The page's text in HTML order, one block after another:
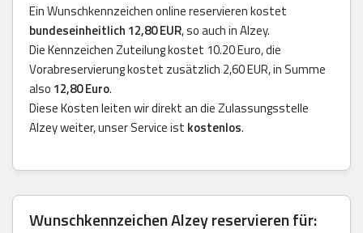
Ein Wunschkennzeichen online reservieren kostet
bundeseinheitlich 12,80 EUR, so auch in Alzey.
Die Kennzeichen Zuteilung kostet 10.20 Euro, die
Vorabreservierung kostet zusätzlich 2,60 EUR, in Summe
also 12,80 Euro.
Diese Kosten leiten wir direkt an die Zulassungsstelle
Alzey weiter, unser Service ist kostenlos.
Wunschkennzeichen Alzey reservieren für: